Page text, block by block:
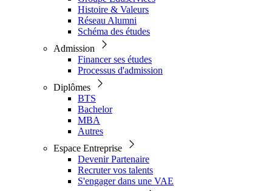
Histoire & Valeurs
Réseau Alumni
Schéma des études
Admission
Financer ses études
Processus d'admission
Diplômes
BTS
Bachelor
MBA
Autres
Espace Entreprise
Devenir Partenaire
Recruter vos talents
S'engager dans une VAE